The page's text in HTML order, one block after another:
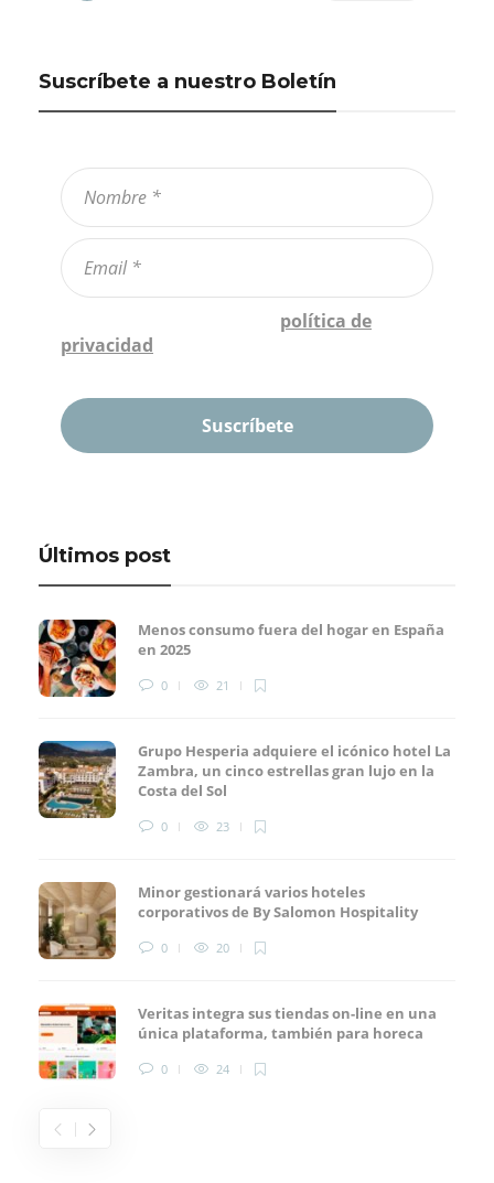
Suscríbete a nuestro Boletín
política de
privacidad
Últimos post
Menos consumo fuera del hogar en España
en 2025
0 21
Grupo Hesperia adquiere el icónico hotel La
Zambra, un cinco estrellas gran lujo en la
Costa del Sol
0 23
Minor gestionará varios hoteles
corporativos de By Salomon Hospitality
0 20
Veritas integra sus tiendas on-line en una
única plataforma, también para horeca
0 24